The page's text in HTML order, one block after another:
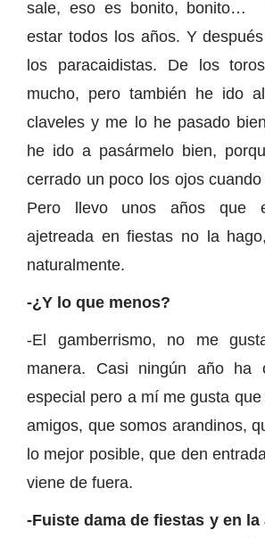
sale, eso es bonito, bonito…
estar todos los años. Y
los paracaidistas. De los
mucho, pero también he ido
claveles y me lo he pasado
he ido a pasármelo bien,
cerrado un poco los ojos
Pero llevo unos años que
ajetreada en fiestas no la
naturalmente.
-¿Y lo que menos?
-El gamberrismo, no me
manera. Casi ningún año ha
especial pero a mí me gusta
amigos, que somos arandinos,
lo mejor posible, que den
viene de fuera.
-Fuiste dama de fiestas y en